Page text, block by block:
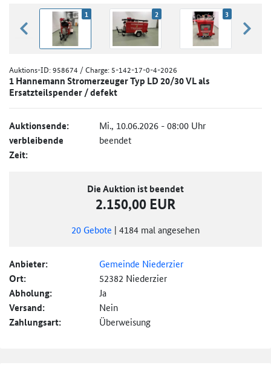
zurück blättern
1 2 3
Auktions-ID:958674 / Charge: 5-142-17-0-4-2026
1 Hannemann Stromerzeuger Typ LD 20/30 VL als
Ersatzteilspender / defekt
Auktionsende: Mi., 10.06.2026 - 08:00 Uhr
verbleibende
Zeit:
beendet
Die Auktion ist beendet
2.150,00 EUR
20 Gebote | 4184 mal angesehen
Anbieter: Gemeinde Niederzier
Ort: 52382 Niederzier
Abholung: Ja
Versand: Nein
Zahlungsart: Überweisung